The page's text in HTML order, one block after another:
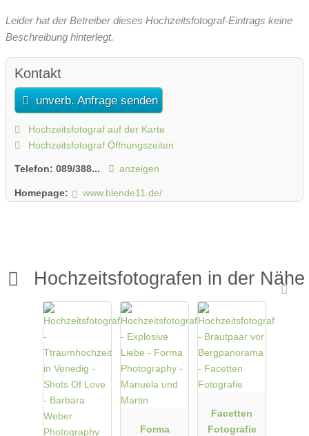
Leider hat der Betreiber dieses Hochzeitsfotograf-Eintrags keine
Beschreibung hinterlegt.
Kontakt
unverb. Anfrage senden
Hochzeitsfotograf auf der Karte
Hochzeitsfotograf Öffnungszeiten
Telefon: 089/388... anzeigen
Homepage: www.blende11.de/
Hochzeitsfotografen in der Nähe
Forma
Facetten
Fotografie